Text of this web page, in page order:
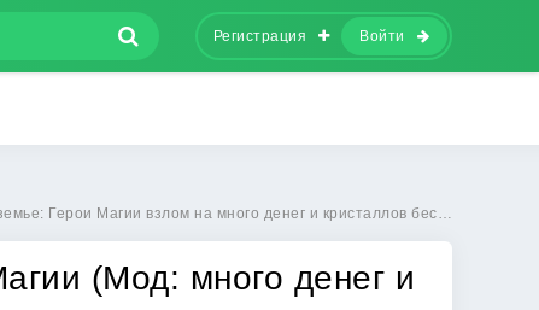
Регистрация Войти
Герои Магии взлом на много денег и кристаллов бесплатно на Андроид
(Мод: много денег и